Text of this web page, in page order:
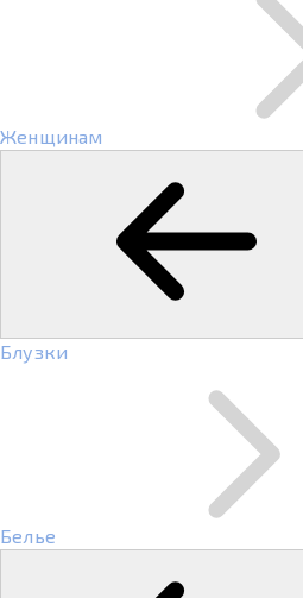
Женщинам
Блузки
Белье